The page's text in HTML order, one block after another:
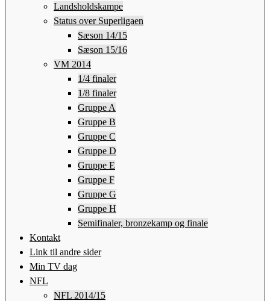
Landsholdskampe
Status over Superligaen
Sæson 14/15
Sæson 15/16
VM 2014
1/4 finaler
1/8 finaler
Gruppe A
Gruppe B
Gruppe C
Gruppe D
Gruppe E
Gruppe F
Gruppe G
Gruppe H
Semifinaler, bronzekamp og finale
Kontakt
Link til andre sider
Min TV dag
NFL
NFL 2014/15